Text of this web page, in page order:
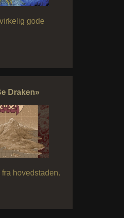
gode
Draken»
hovedstaden.